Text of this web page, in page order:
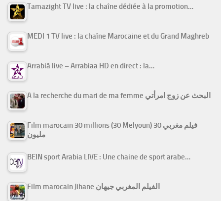
Tamazight TV live : la chaîne dédiée à la promotion…
MEDI 1 TV live : la chaîne Marocaine et du Grand Maghreb
Arrabiâ live – Arrabiaa HD en direct : la…
A la recherche du mari de ma femme البحث عن زوج امرأتي
Film marocain 30 millions (30 Melyoun) فيلم مغربي 30
مليون
BEIN sport Arabia LIVE : Une chaine de sport arabe…
Film marocain Jihane الفيلم المغربي جيهان